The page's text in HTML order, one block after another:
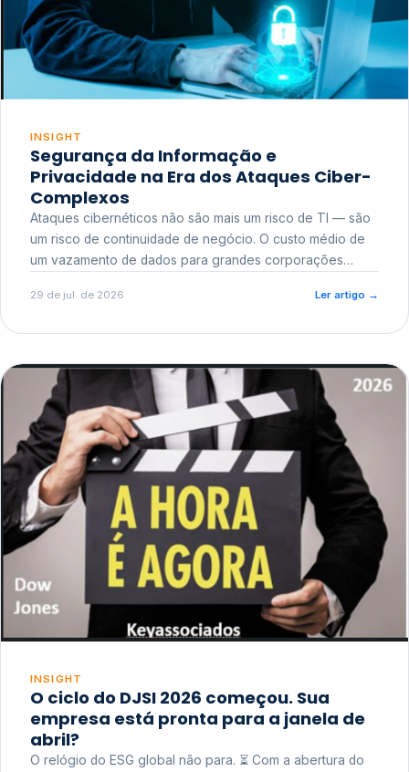
INSIGHT
Segurança da Informação e
Privacidade na Era dos Ataques Ciber-
Complexos
Ataques cibernéticos não são mais um risco de TI — são
um risco de continuidade de negócio. O custo médio de
um vazamento de dados para grandes corporações
reputacional e o risco regulatório junto a órgãos como a
29 de jul. de 2026 Ler artigo →
INSIGHT
O ciclo do DJSI 2026 começou. Sua
empresa está pronta para a janela de
abril?
O relógio do ESG global não para. ⏳ Com a abertura do